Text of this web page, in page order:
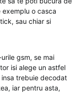
o casca
sau chiar si
gsm, se mai
isi alege un astfel
trebuie decodat
iar pentru asta,